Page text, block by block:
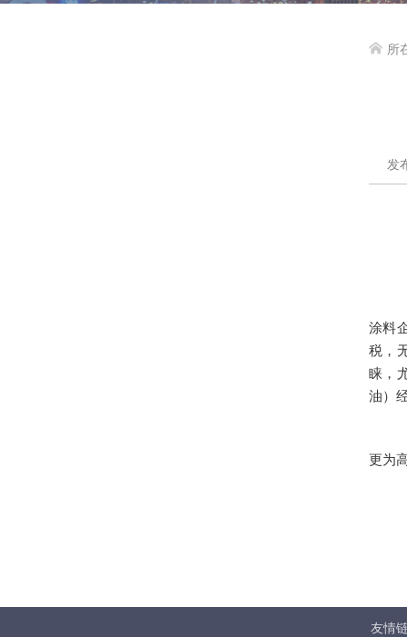
 所
发
涂料
税，
睐，
油）
更为
友情